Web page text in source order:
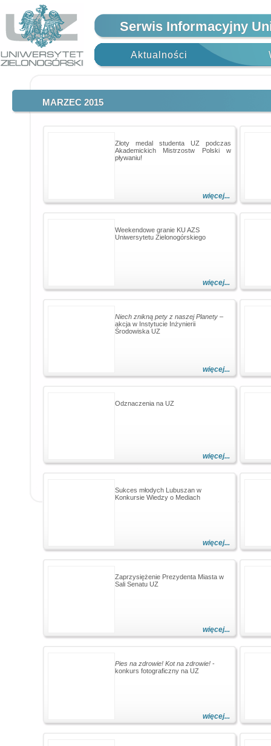
Serwis Informacyjny
Aktualności
MARZEC 2015
więcej...
Złoty medal studenta UZ podczas
Akademickich Mistrzostw Polski w
pływaniu!
więcej...
Weekendowe granie KU AZS
Uniwersytetu Zielonogórskiego
więcej...
Niech znikną pety z naszej Planety –
akcja w Instytucie Inżynierii
Środowiska UZ
więcej...
Odznaczenia na UZ
więcej...
Sukces młodych Lubuszan w
Konkursie Wiedzy o Mediach
więcej...
Zaprzysiężenie Prezydenta Miasta w
Sali Senatu UZ
więcej...
Pies na zdrowie! Kot na zdrowie! -
konkurs fotograficzny na UZ